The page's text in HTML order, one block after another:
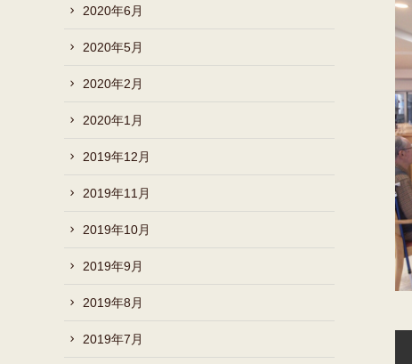
2020年6月
2020年5月
2020年2月
2020年1月
2019年12月
2019年11月
2019年10月
2019年9月
2019年8月
2019年7月